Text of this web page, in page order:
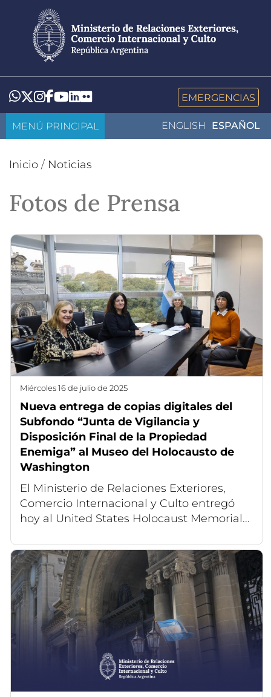
contenido
principal
Whatsapp
Twitter
Instagram
Facebook
YouTube
LinkedIn
Flickr EMERGENCIAS
ENGLISH ESPAÑOL
MENÚ PRINCIPAL
Inicio / Noticias
Fotos de Prensa
miércoles 16 de julio de 2025
Nueva entrega de copias digitales del
Subfondo “Junta de Vigilancia y
Disposición Final de la Propiedad
Enemiga” al Museo del Holocausto de
Washington
El Ministerio de Relaciones Exteriores,
Comercio Internacional y Culto entregó
hoy al United States Holocaust Memorial...